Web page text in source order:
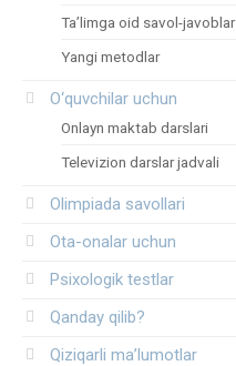
Ta’limga oid savol-javoblar
Yangi metodlar
O‘quvchilar uchun
Onlayn maktab darslari
Televizion darslar jadvali
Olimpiada savollari
Ota-onalar uchun
Psixologik testlar
Qanday qilib?
Qiziqarli ma’lumotlar